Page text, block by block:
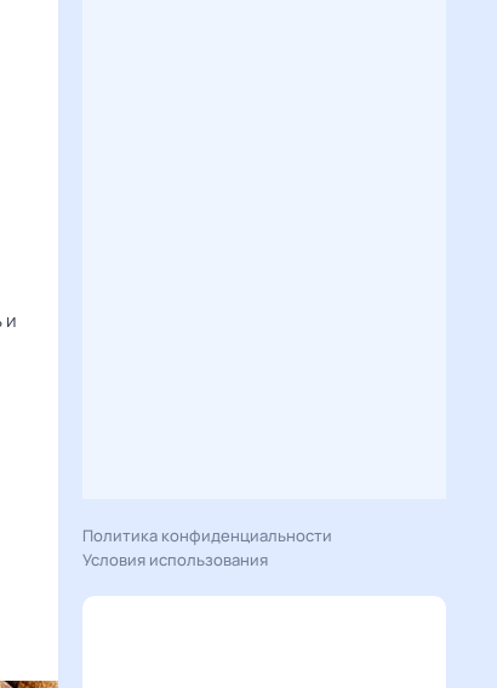
и
Политика конфиденциальности
Условия использования